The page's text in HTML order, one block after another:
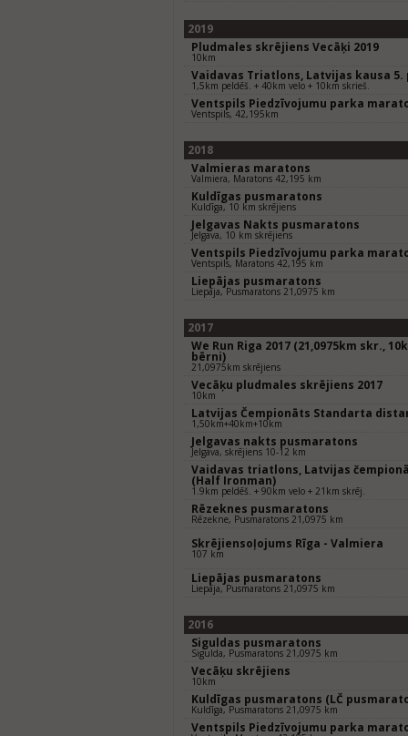
2019
Pludmales skrējiens Vecāķi 2019
10km
Vaidavas Triatlons, Latvijas kausa 5.
1,5km peldēš. + 40km velo + 10km skrieš.
Ventspils Piedzīvojumu parka
Ventspils, 42,195km
2018
Valmieras maratons
Valmiera, Maratons 42,195 km
Kuldīgas pusmaratons
Kuldīga, 10 km skrējiens
Jelgavas Nakts pusmaratons
Jelgava, 10 km skrējiens
Ventspils Piedzīvojumu parka
Ventspils, Maratons 42,195 km
Liepājas pusmaratons
Liepāja, Pusmaratons 21,0975 km
2017
We Run Riga 2017 (21,0975km skr.,
bērni)
21,0975km skrējiens
Vecāķu pludmales skrējiens 2017
10km
Latvijas Čempionāts Standarta
1,50km+40km+10km
Jelgavas nakts pusmaratons
Jelgava, skrējiens 10-12 km
Vaidavas triatlons, Latvijas
(Half Ironman)
1.9km peldēš. + 90km velo + 21km skrēj.
Rēzeknes pusmaratons
Rēzekne, Pusmaratons 21,0975 km
Skrējiensoļojums Rīga - Valmiera
107 km
Liepājas pusmaratons
Liepāja, Pusmaratons 21,0975 km
2016
Siguldas pusmaratons
Sigulda, Pusmaratons 21,0975 km
Vecāķu skrējiens
10km
Kuldīgas pusmaratons (LČ
Kuldīga, Pusmaratons 21,0975 km
Ventspils Piedzīvojumu parka